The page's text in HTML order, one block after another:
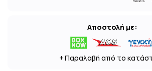
Αποστολή με:
+ Παραλαβή από το